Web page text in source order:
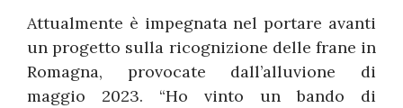
Attualmente è impegnata nel portare avanti
un progetto sulla ricognizione delle frane in
Romagna, provocate dall’alluvione di
maggio 2023. “Ho vinto un bando di